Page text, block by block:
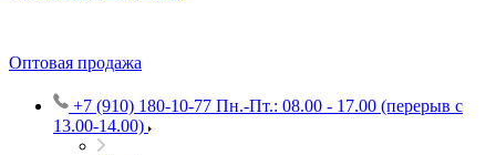
Оптовая продажа
+7 (910) 180-10-77 Пн.-Пт.: 08.00 - 17.00 (перерыв с
13.00-14.00)